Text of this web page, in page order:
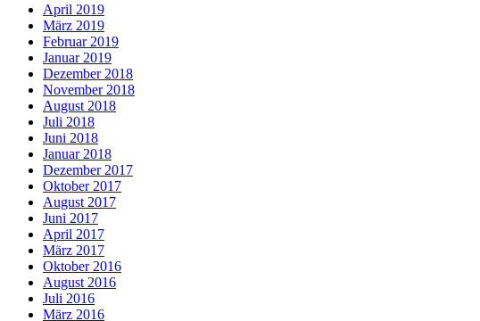
April 2019
März 2019
Februar 2019
Januar 2019
Dezember 2018
November 2018
August 2018
Juli 2018
Juni 2018
Januar 2018
Dezember 2017
Oktober 2017
August 2017
Juni 2017
April 2017
März 2017
Oktober 2016
August 2016
Juli 2016
März 2016